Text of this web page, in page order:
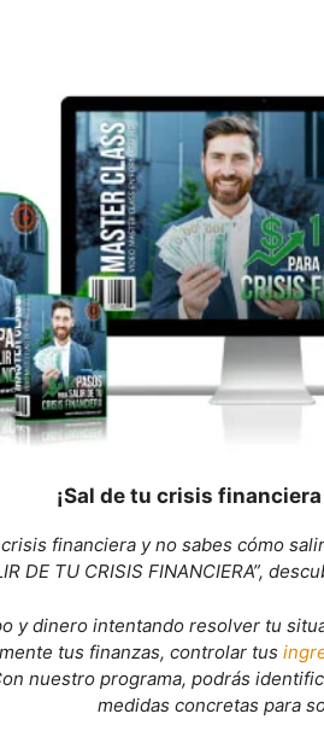
¡Sal de tu crisis
financiera y no sabes cómo
DE TU CRISIS FINANCIERA”,
y dinero intentando resolver tu
tus finanzas, controlar tus
nuestro programa, podrás
medidas concretas para